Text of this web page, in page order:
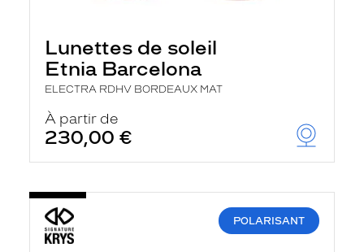
Lunettes de soleil
Etnia Barcelona
ELECTRA RDHV BORDEAUX MAT
À partir de
230,00 €
POLARISANT